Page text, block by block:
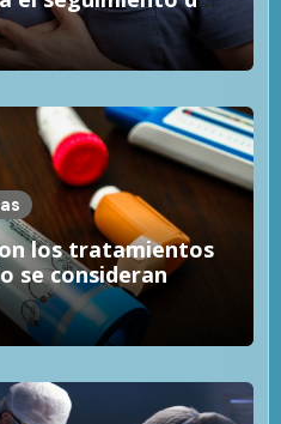
los tratamientos
se consideran